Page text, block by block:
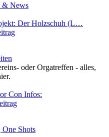
& News
Der Holzschuh (L…
oder Orgatreffen - alles,
Con Infos:
One Shots